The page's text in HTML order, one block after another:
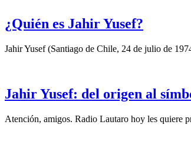
¿Quién es Jahir Yusef?
Jahir Yusef (Santiago de Chile, 24 de julio de
Jahir Yusef: del origen al
Atención, amigos. Radio Lautaro hoy les quiere